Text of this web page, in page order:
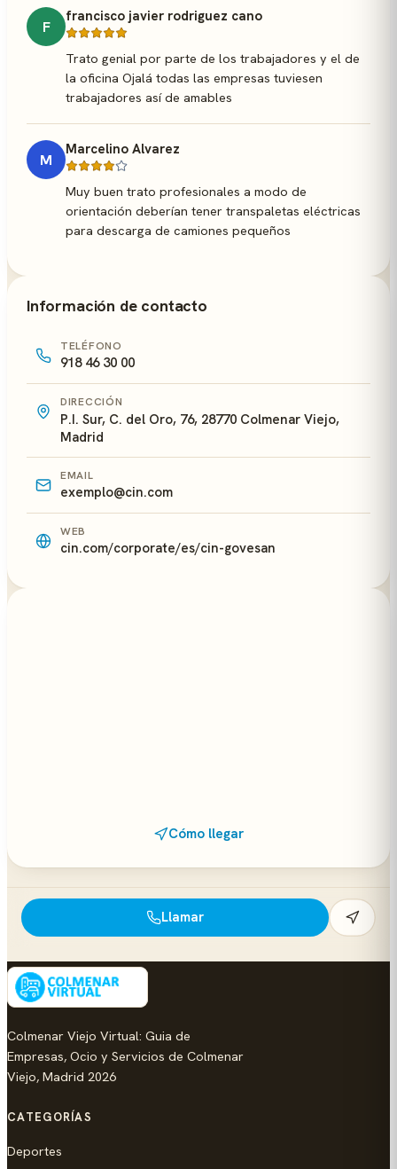
F
francisco javier rodriguez cano
Trato genial por parte de los trabajadores y el de
la oficina Ojalá todas las empresas tuviesen
trabajadores así de amables
M
Marcelino Alvarez
Muy buen trato profesionales a modo de
orientación deberían tener transpaletas eléctricas
para descarga de camiones pequeños
Información de contacto
TELÉFONO
918 46 30 00
DIRECCIÓN
P.I. Sur, C. del Oro, 76, 28770 Colmenar Viejo,
Madrid
EMAIL
exemplo@cin.com
WEB
cin.com/corporate/es/cin-govesan
Cómo llegar
Llamar
Colmenar Viejo Virtual: Guia de
Empresas, Ocio y Servicios de Colmenar
Viejo, Madrid 2026
CATEGORÍAS
Deportes